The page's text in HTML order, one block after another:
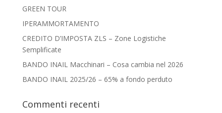
GREEN TOUR
IPERAMMORTAMENTO
CREDITO D’IMPOSTA ZLS – Zone Logistiche
Semplificate
BANDO INAIL Macchinari – Cosa cambia nel 2026
BANDO INAIL 2025/26 – 65% a fondo perduto
Commenti recenti